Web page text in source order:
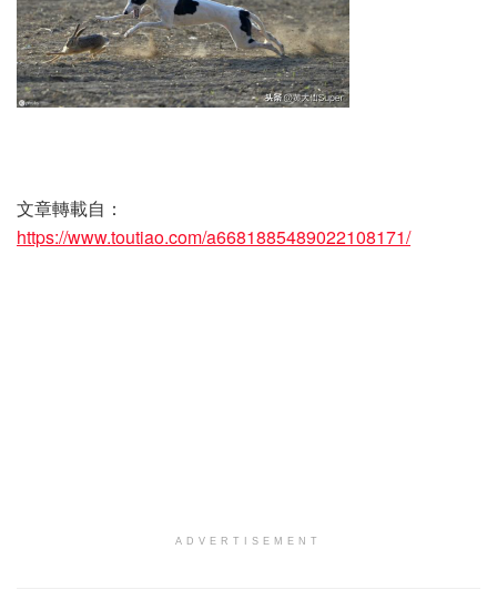
文章轉載自：
https://www.toutiao.com/a6681885489022108171/
ADVERTISEMENT